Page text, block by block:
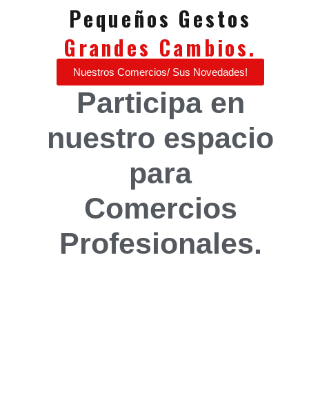
Pequeños Gestos
Grandes Cambios.
Nuestros Comercios/ Sus Novedades!
Participa en
nuestro espacio
para
Comercios
Profesionales.